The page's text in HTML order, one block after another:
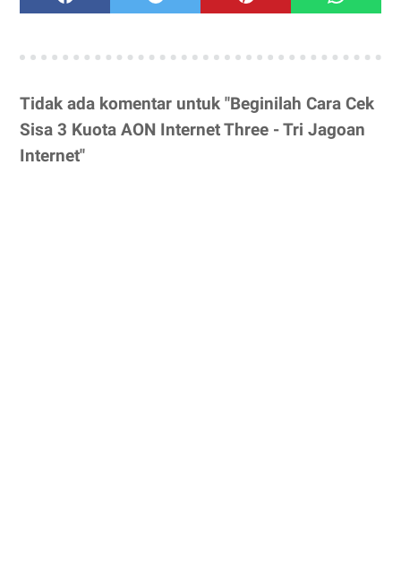
Tidak ada komentar untuk "Beginilah Cara Cek
Sisa 3 Kuota AON Internet Three - Tri Jagoan
Internet"